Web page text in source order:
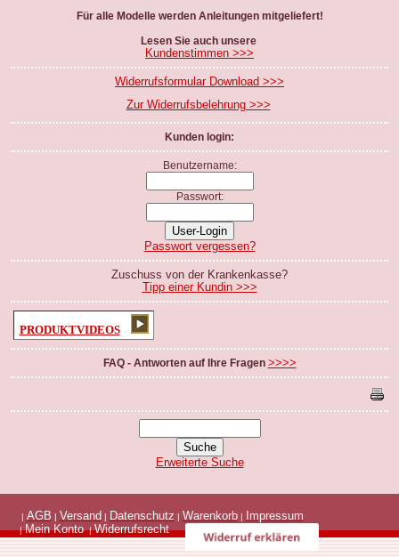
Für alle Modelle werden Anleitungen mitgeliefert!
Lesen Sie auch unsere
Kundenstimmen >>>
Widerrufsformular Download >>>
Zur Widerrufsbelehrung >>>
Kunden login:
Benutzername:
Passwort:
Passwort vergessen?
Zuschuss von der Krankenkasse?
Tipp einer Kundin >>>
PRODUKTVIDEOS
FAQ - Antworten auf Ihre Fragen >>>>
Erweiterte Suche
| AGB | Versand | Datenschutz | Warenkorb| Impressum
|Mein Konto |Widerrufsrecht